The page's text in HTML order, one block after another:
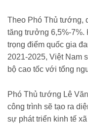
Theo Phó Thủ tướng,
tăng trưởng 6,5%-7%.
trọng điểm quốc gia
2021-2025, Việt Nam
bộ cao tốc với tổng
Phó Thủ tướng Lê
công trình sẽ tạo ra
sự phát triển kinh tế